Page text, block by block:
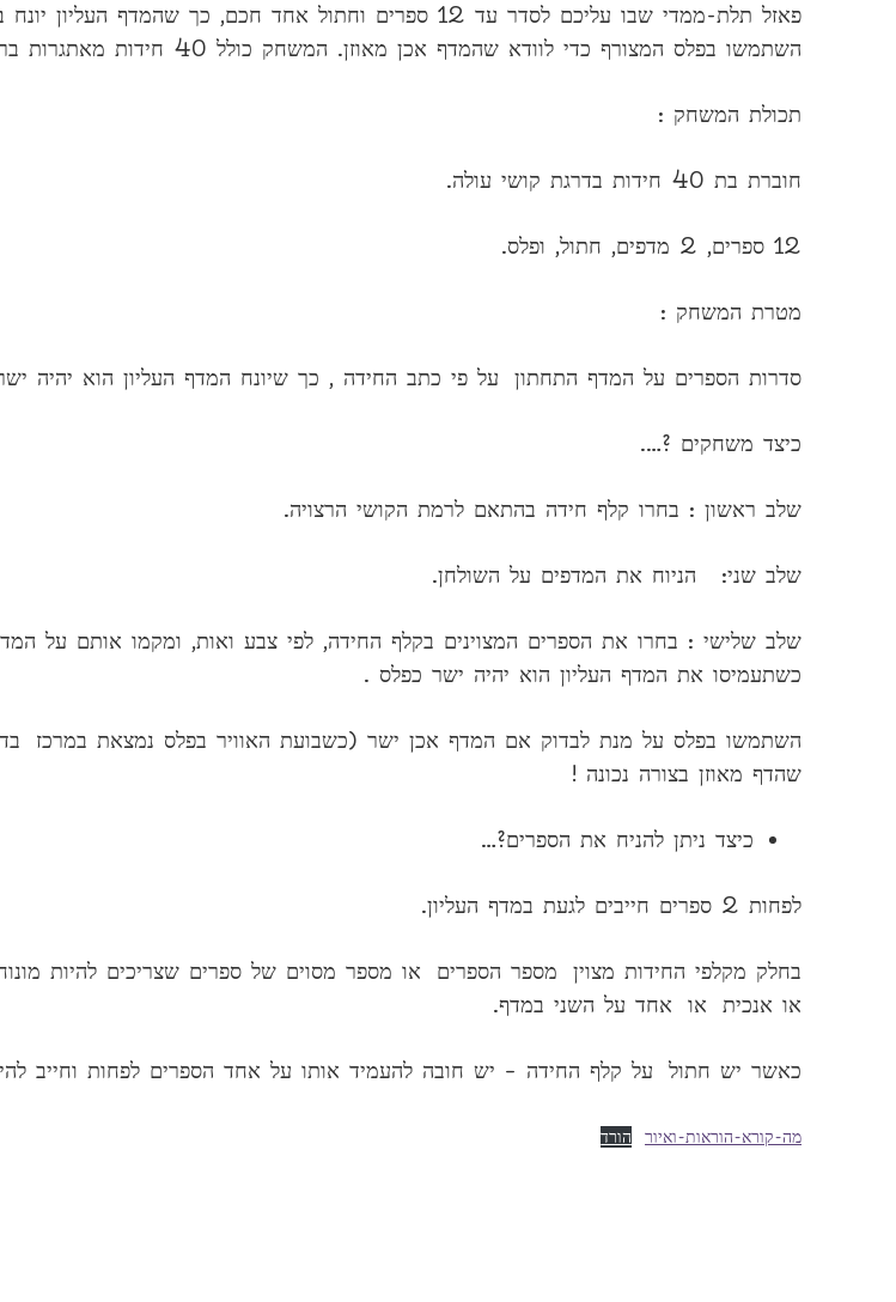
פאזל תלת-ממדי שבו עליכם לסדר עד 12 ספרים וחתול אחד חכם, כך שהמדף
השתמשו בפלס המצורף כדי לוודא שהמדף אכן מאוזן. המשחק כולל 40 חידות מאתגרות ברמות קושי שונות.
תכולת המשחק :
חוברת בת 40 חידות בדרגת קושי עולה.
12 ספרים, 2 מדפים, חתול, ופלס.
מטרת המשחק :
סדרות הספרים על המדף התחתון על פי כתב החידה , כך שיונח המדף העליון הוא יהיה
כיצד משחקים ?….
שלב ראשון : בחרו קלף חידה בהתאם לרמת הקושי הרצויה.
שלב שני: הניוח את המדפים על השולחן.
שלב שלישי : בחרו את הספרים המצוינים בקלף החידה, לפי צבע ואות, ומקמו אותם על
כשתעמיסו את המדף העליון הוא יהיה ישר כפלס .
השתמשו בפלס על מנת לבדוק אם המדף אכן ישר (כשבועת האוויר בפלס נמצאת במרכז
שהדף מאוזן בצורה נכונה !
כיצד ניתן להניח את הספרים?…
לפחות 2 ספרים חייבים לגעת במדף העליון.
בחלק מקלפי החידות מצוין מספר הספרים או מספר מסוים של ספרים שצריכים להיות
או אנכית או אחד על השני במדף.
כאשר יש חתול על קלף החידה – יש חובה להעמיד אותו על אחד הספרים לפחות וחייב להיות בין 2
מה-קורא-הוראות-ואיור הורד